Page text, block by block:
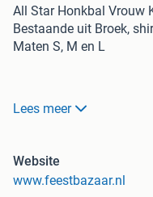
All Star Honkbal Vrouw
Bestaande uit Broek,
Maten S, M en L
* Nr.1 in
goedkoopste aanbod v/
Vandaag bezorgd: Voor
huis!* Kies zelf waar en
ontvangst neemt!*
Lees meer
Website
www.feestbazaar.nl